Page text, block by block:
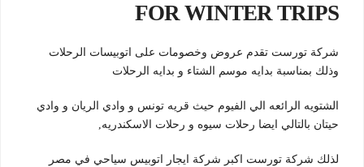
FOR WINTER TRIPS
شركة تورست تقدم عروض وخصومات على اتوبيسات الرحلات
وذلك بمناسبة بدايه موسم الشتاء و بدايه الرحلات
الشتويه الرائعه الي الفيوم حيث قريه تونس و وادي الريان و وادي
حيتان بالتالي ايضا رحلات سيوه و رحلات الاسكندريه,
لذلك شركة تورست اكبر شركة ايجار اتوبيس سياحي في مصر